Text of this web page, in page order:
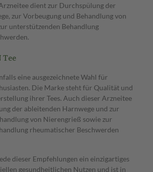
dient zur Durchspülung der
zur Vorbeugung und Behandlung von
unterstützenden Behandlung
Tee
eine ausgezeichnete Wahl für
Die Marke steht für Qualität und
ihrer Tees. Auch dieser Arzneitee
der ableitenden Harnwege und zur
von Nierengrieß sowie zur
rheumatischer Beschwerden
dieser Empfehlungen ein einzigartiges
gesundheitlichen Nutzen und ist in